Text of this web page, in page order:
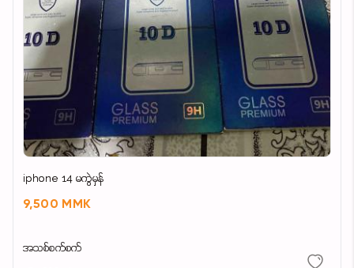
iphone 14 မကွဲမှန်
9,500 MMK
အသစ်စက်စက်